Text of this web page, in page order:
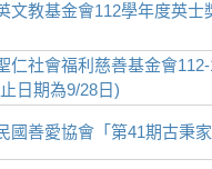
文教基金會112學年度英
仁社會福利慈善基金會
日期為9/28日)
國善愛協會「第41期古秉